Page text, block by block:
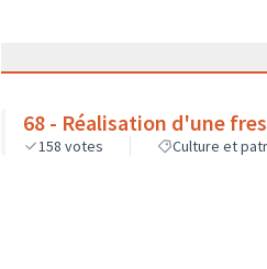
68 - Réalisation d'une
158 votes Culture et